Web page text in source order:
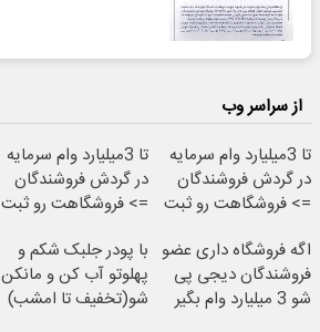
از سراسر وب
تا 3میلیارد وام سرمایه
در گردش فروشندگان
=> فروشگاهت رو ثبت
تا 3میلیارد وام سرمایه
در گردش فروشندگان
=> فروشگاهت رو ثبت
اگه فروشگاه داری عضو
فروشندگان دیجی پی
شو 3 میلیارد وام بگیر
با پودر جلبک شکم و
پهلوتو آب کن و مانکن
شو(تخفیف تا امشب)